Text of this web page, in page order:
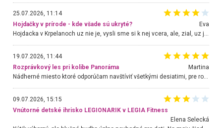
25.07.2026, 11:14
Hojdačky v prírode - kde všade sú ukryté?
Eva
Hojdacka v Krpelanoch uz nie je, vysli sme si k nej vcera, ale, zial, uz je znicena. Ak sem planujete cestu len kvoli hojdacke, mozete si ju usetrit. Krasny vyhlad je tu vsak aj bez hojdacky :-)
19.07.2026, 11:44
Rozprávkový les pri kolibe Panoráma
Martina
Nádherné miesto ktoré odporúčam navštíviť všetkými desiatimi, pre rodiny s deťmi, dôchodcom... Proste a jednoducho ozaj rozprávkový les.. určite ešte prídeme. Odniesli sme si na pamiatku krásne tričká,
09.07.2026, 15:15
Vnútorné detské ihrisko LEGIONARIK v LEGIA Fitness
Elena Selecká